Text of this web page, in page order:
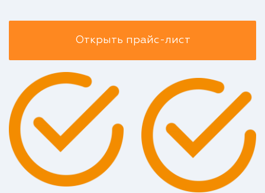
Открыть прайс-лист